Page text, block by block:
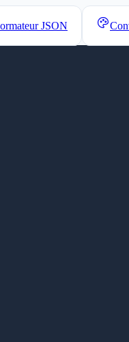
JSON